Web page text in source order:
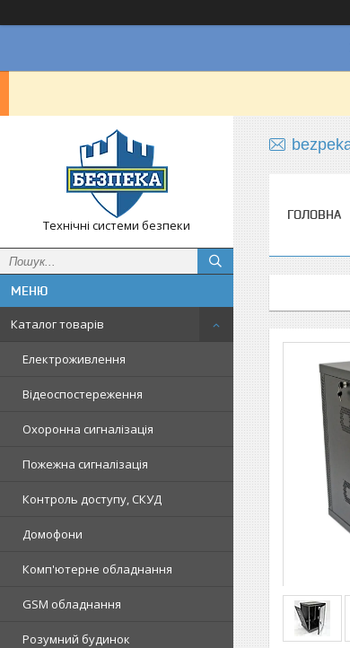
Технічні системи безпеки
Каталог товарів
Електроживлення
Відеоспостереження
Охоронна сигналізація
Пожежна сигналізація
Контроль доступу, СКУД
Домофони
Комп'ютерне обладнання
GSM обладнання
Розумний будинок
ГОЛОВНА